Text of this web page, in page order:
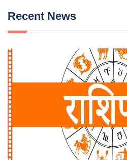
Recent News